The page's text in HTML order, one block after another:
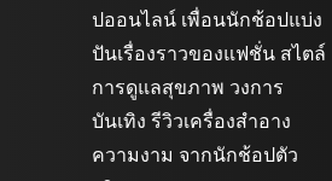
ปออนไลน์ เพื่อนนักช้อปแบ่ง
ปันเรื่องราวของแฟชั่น สไตล์
การดูแลสุขภาพ วงการ
บันเทิง รีวิวเครื่องสำอาง
ความงาม จากนักช้อปตัว